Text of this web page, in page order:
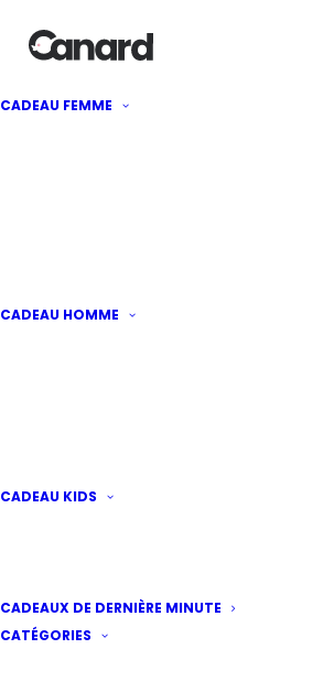
CADEAU FEMME
CADEAU HOMME
CADEAU KIDS
CADEAUX DE DERNIÈRE MINUTE
CATÉGORIES
Herman le bernard-